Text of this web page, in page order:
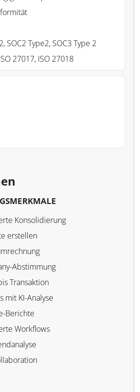
SOC2 Type2, SOC3 Type 2
27017, ISO 27018
Konsolidierung
erstellen
Abstimmung
Transaktion
mit KI-Analyse
Berichte
Workflows